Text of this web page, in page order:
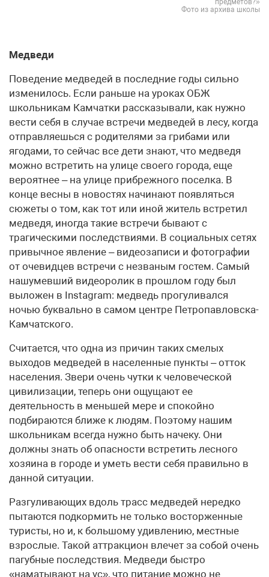
предметов?»
Фото из архива школы
Медведи
Поведение медведей в последние годы сильно
изменилось. Если раньше на уроках ОБЖ
школьникам Камчатки рассказывали, как нужно
вести себя в случае встречи медведей в лесу, когда
отправляешься с родителями за грибами или
ягодами, то сейчас все дети знают, что медведя
можно встретить на улице своего города, еще
вероятнее – на улице прибрежного поселка. В
конце весны в новостях начинают появляться
сюжеты о том, как тот или иной житель встретил
медведя, иногда такие встречи бывают с
трагическими последствиями. В социальных сетях
привычное явление – видеозаписи и фотографии
от очевидцев встречи с незваным гостем. Самый
нашумевший видеоролик в прошлом году был
выложен в Instagram: медведь прогуливался
ночью буквально в самом центре Петропавловска-
Камчатского.
Считается, что одна из причин таких смелых
выходов медведей в населенные пункты – отток
населения. Звери очень чутки к человеческой
цивилизации, теперь они ощущают ее
деятельность в меньшей мере и спокойно
подбираются ближе к людям. Поэтому нашим
школьникам всегда нужно быть начеку. Они
должны знать об опасности встретить лесного
хозяина в городе и уметь вести себя правильно в
данной ситуации.
Разгуливающих вдоль трасс медведей нередко
пытаются подкормить не только восторженные
туристы, но и, к большому удивлению, местные
взрослые. Такой аттракцион влечет за собой очень
пагубные последствия. Медведи быстро
«наматывают на ус», что питание можно не